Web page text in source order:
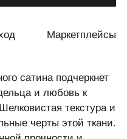
Маркетплейсы
сатина подчеркнет
и любовь к
текстура и
черты этой ткани.